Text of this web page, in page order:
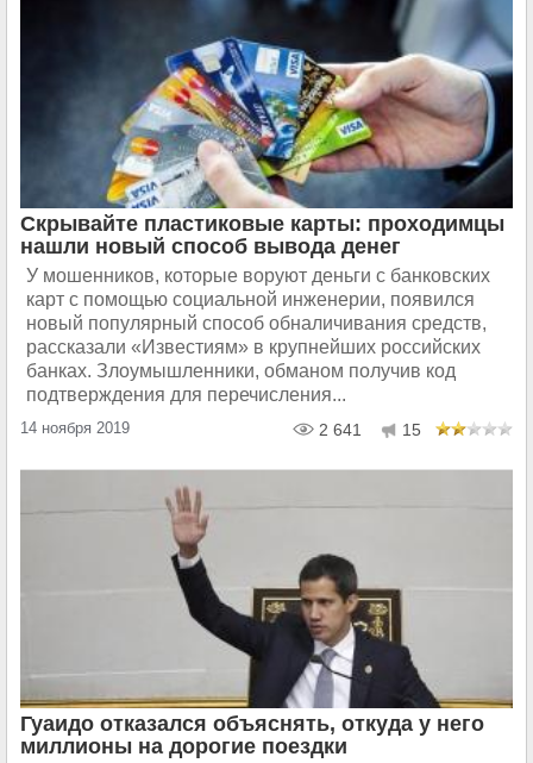
Скрывайте пластиковые карты: проходимцы
нашли новый способ вывода денег
У мошенников, которые воруют деньги с банковских
карт с помощью социальной инженерии, появился
новый популярный способ обналичивания средств,
рассказали «Известиям» в крупнейших российских
банках. Злоумышленники, обманом получив код
подтверждения для перечисления...
14 ноября 2019 2 641 15
Гуаидо отказался объяснять, откуда у него
миллионы на дорогие поездки